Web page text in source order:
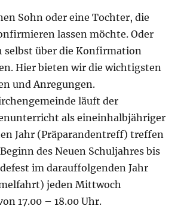
Sohn oder eine Tochter, die
lassen möchte. Oder
selbst über die Konfirmation
Hier bieten wir die wichtigsten
und Anregungen.
läuft der
als eineinhalbjähriger
Jahr (Präparandentreff) treffen
des Neuen Schuljahres bis
im darauffolgenden Jahr
jeden Mittwoch
17.00 – 18.00 Uhr.